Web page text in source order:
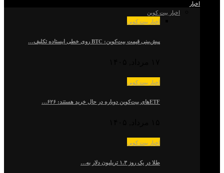
اخبار
اخبار بیت کوین
اخبار بیت کوین
پیش‌بینی قیمت بیت‌کوین: BTC روی خطی ایستاده تکلیف…
اخبار بیت کوین
ETFهای بیت‌کوین دوباره در حال خرید هستند: ۶۲۶…
اخبار بیت کوین
طلا در یک روز ۱.۳ تریلیون دلار به…